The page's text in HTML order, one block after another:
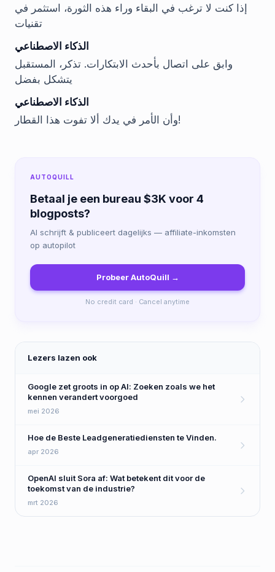
إذا كنت لا ترغب في البقاء وراء هذه الثورة، استثمر في
تقنيات
الذكاء الاصطناعي
وابق على اتصال بأحدث الابتكارات. تذكر، المستقبل
يتشكل بفضل
الذكاء الاصطناعي
وأن الأمر في يدك ألا تفوت هذا القطار!
AUTOQUILL
Betaal je een bureau $3K voor 4
blogposts?
AI schrijft & publiceert dagelijks — affiliate-inkomsten
op autopilot
Probeer AutoQuill →
No credit card · Cancel anytime
Lezers lazen ook
Google zet groots in op AI: Zoeken zoals we het
kennen verandert voorgoed
mei 2026
Hoe de Beste Leadgeneratiediensten te Vinden.
apr 2026
OpenAI sluit Sora af: Wat betekent dit voor de
toekomst van de industrie?
mrt 2026